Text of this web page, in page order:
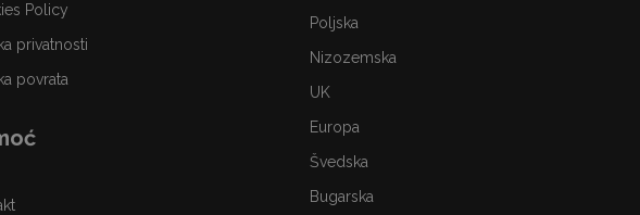
Policy
privatnosti
povrata
Poljska
Nizozemska
UK
Europa
Švedska
Bugarska